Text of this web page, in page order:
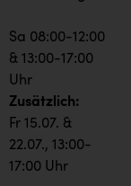
Sa 08:00-12:00
& 13:00-17:00
Uhr
Zusätzlich:
Fr 15.07. &
22.07., 13:00-
17:00 Uhr